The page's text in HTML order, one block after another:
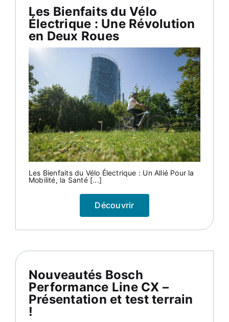
Les Bienfaits du Vélo
Électrique : Une Révolution
en Deux Roues
Les Bienfaits du Vélo Électrique : Un Allié Pour la
Mobilité, la Santé [...]
Découvrir
Nouveautés Bosch
Performance Line CX –
Présentation et test terrain
!